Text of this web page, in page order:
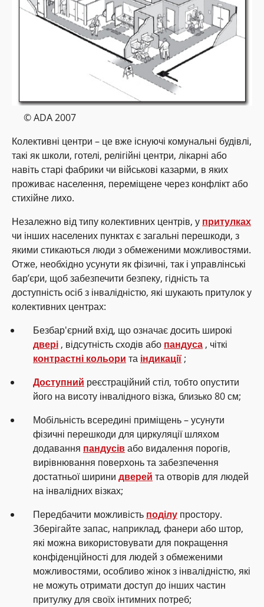
© ADA 2007
Колективні центри – це вже існуючі комунальні будівлі,
такі як школи, готелі, релігійні центри, лікарні або
навіть старі фабрики чи військові казарми, в яких
проживає населення, переміщене через конфлікт або
стихійне лихо.
Незалежно від типу колективних центрів, у притулках
чи інших населених пунктах є загальні перешкоди, з
якими стикаються люди з обмеженими можливостями.
Отже, необхідно усунути як фізичні, так і управлінські
бар’єри, щоб забезпечити безпеку, гідність та
доступність осіб з інвалідністю, які шукають притулок у
колективних центрах:
Безбар'єрний вхід, що означає досить широкі
двері, відсутність сходів або пандуса, чіткі
контрастні кольори та індикації;
Доступний реєстраційний стіл, тобто опустити
його на висоту інвалідного візка, близько 80 см;
Мобільність всередині приміщень – усунути
фізичні перешкоди для циркуляції шляхом
додавання пандусівабо видалення порогів,
вирівнювання поверхонь та забезпечення
достатньої ширини дверей та отворів для людей
на інвалідних візках;
Передбачити можливість поділу простору.
Зберігайте запас, наприклад, фанери або штор,
які можна використовувати для покращення
конфіденційності для людей з обмеженими
можливостями, особливо жінок з інвалідністю, які
не можуть отримати доступ до інших частин
притулку для своїх інтимних потреб;